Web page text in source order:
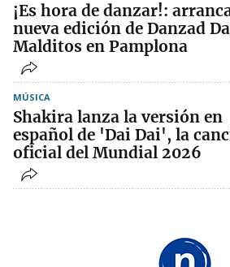
¡Es hora de danzar!:
nueva edición de Danzad
Malditos en Pamplona
MÚSICA
Shakira lanza la versión en
español de 'Dai Dai', la
oficial del Mundial 2026